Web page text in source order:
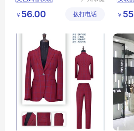
素言品牌撤柜女装
限公司
￥ 56.00 拨打电话
杭州
￥